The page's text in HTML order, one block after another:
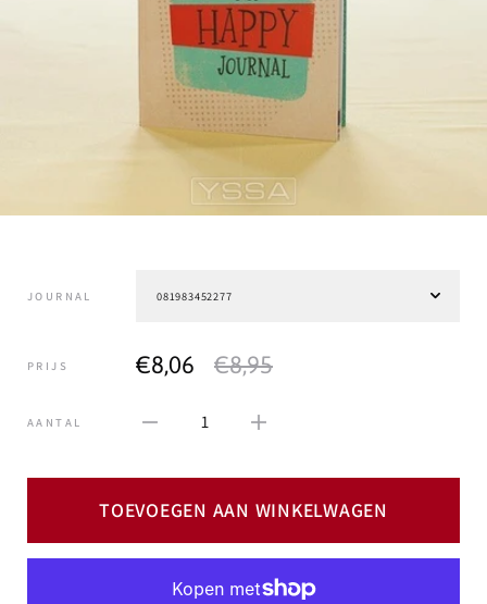
JOURNAL
PRIJS €8,06 €8,95
AANTAL 1
TOEVOEGEN AAN WINKELWAGEN